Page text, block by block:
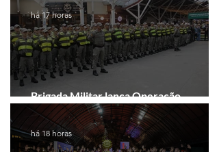
Brigada Militar lança Operação
Convergência na Região das Hortênsias
há 17 horas
há 18 horas